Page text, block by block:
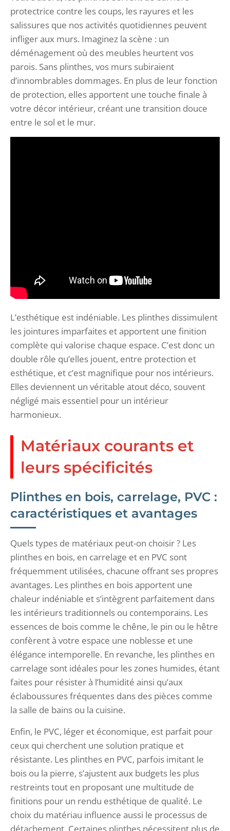
protectrice contre les coups, les rayures et les
salissures que nos activités quotidiennes peuvent
infliger aux murs. Imaginez la scène : un
déménagement où des meubles heurtent vos
parois. Sans plinthes, vos murs subiraient
d’innombrables dommages. En plus de leur fonction
de protection, elles apportent une touche finale à
votre décor intérieur, créant une transition douce
entre le sol et le mur.
L’esthétique est indéniable. Les plinthes dissimulent
les jointures imparfaites et apportent une finition
complète qui valorise chaque espace. C’est donc un
double rôle qu’elles jouent, entre protection et
esthétique, et c’est magnifique pour nos intérieurs.
Elles deviennent un véritable atout déco, souvent
négligé mais essentiel pour un intérieur
harmonieux.
Matériaux courants et
leurs spécificités
Plinthes en bois, carrelage, PVC :
caractéristiques et avantages
Quels types de matériaux peut-on choisir ? Les
plinthes en bois, en carrelage et en PVC sont
fréquemment utilisées, chacune offrant ses propres
avantages. Les plinthes en bois apportent une
chaleur indéniable et s’intègrent parfaitement dans
les intérieurs traditionnels ou contemporains. Les
essences de bois comme le chêne, le pin ou le hêtre
confèrent à votre espace une noblesse et une
élégance intemporelle. En revanche, les plinthes en
carrelage sont idéales pour les zones humides, étant
faites pour résister à l’humidité ainsi qu’aux
éclaboussures fréquentes dans des pièces comme
la salle de bains ou la cuisine.
Enfin, le PVC, léger et économique, est parfait pour
ceux qui cherchent une solution pratique et
résistante. Les plinthes en PVC, parfois imitant le
bois ou la pierre, s’ajustent aux budgets les plus
restreints tout en proposant une multitude de
finitions pour un rendu esthétique de qualité. Le
choix du matériau influence aussi le processus de
détachement. Certaines plinthes nécessitent plus de